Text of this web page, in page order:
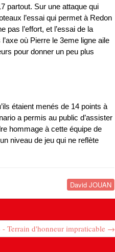
partout. Sur une attaque qui
l’essai qui permet à Redon
l’effort, et l’essai de la
où Pierre le 3eme ligne aile
pour donner un peu plus
étaient menés de 14 points à
a permis au public d’assister
hommage à cette équipe de
niveau de jeu qui ne reflète
David JOUAN
- Terrain d'honneur impraticable →